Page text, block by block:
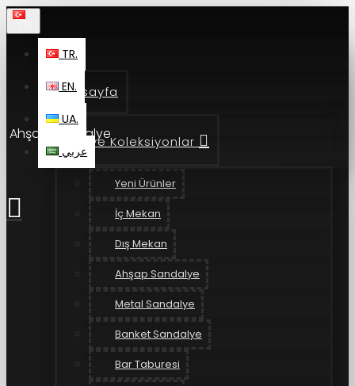
TR.
EN.
UA.
عربي
Anasayfa
Ürün ve Koleksiyonlar
Yeni Ürünler
İç Mekan
Dış Mekan
Ahşap Sandalye
Metal Sandalye
Banket Sandalye
Bar Taburesi
Ahşap Sandalye